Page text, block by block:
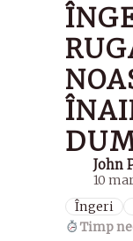
John
10
Îngeri
Timp